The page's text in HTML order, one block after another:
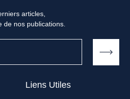
articles,
nos publications.
Liens Utiles​